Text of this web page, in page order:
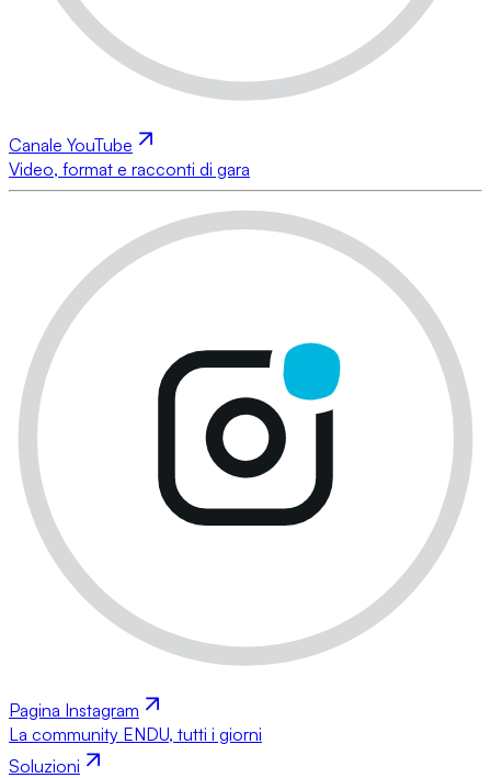
Canale YouTube
Video, format e racconti di gara
Pagina Instagram
La community ENDU, tutti i giorni
Soluzioni